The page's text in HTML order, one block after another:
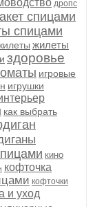
дропс
спицами
спицами
жилеты
здоровье
игровые
игрушки
как выбрать
кино
кофточка
кофточки
и уход